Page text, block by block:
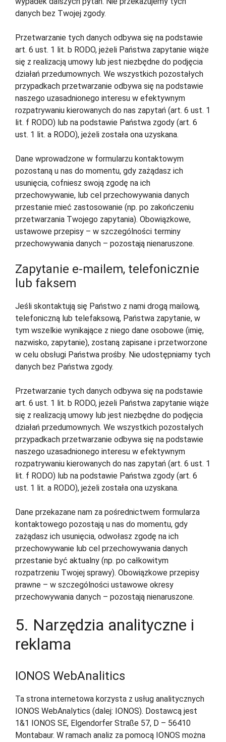
danych bez Twojej zgody.
Przetwarzanie tych danych odbywa się na podstawie
art. 6 ust. 1 lit. b RODO, jeżeli Państwa zapytanie wiąże
się z realizacją umowy lub jest niezbędne do podjęcia
działań przedumownych. We wszystkich pozostałych
przypadkach przetwarzanie odbywa się na podstawie
naszego uzasadnionego interesu w efektywnym
rozpatrywaniu kierowanych do nas zapytań (art. 6 ust. 1
lit. f RODO) lub na podstawie Państwa zgody (art. 6
ust. 1 lit. a RODO), jeżeli została ona uzyskana.
Dane wprowadzone w formularzu kontaktowym
pozostaną u nas do momentu, gdy zażądasz ich
usunięcia, cofniesz swoją zgodę na ich
przechowywanie, lub cel przechowywania danych
przestanie mieć zastosowanie (np. po zakończeniu
przetwarzania Twojego zapytania). Obowiązkowe,
ustawowe przepisy – w szczególności terminy
przechowywania danych – pozostają nienaruszone.
Zapytanie e-mailem, telefonicznie
lub faksem
Jeśli skontaktują się Państwo z nami drogą mailową,
telefoniczną lub telefaksową, Państwa zapytanie, w
tym wszelkie wynikające z niego dane osobowe (imię,
nazwisko, zapytanie), zostaną zapisane i przetworzone
w celu obsługi Państwa prośby. Nie udostępniamy tych
danych bez Państwa zgody.
Przetwarzanie tych danych odbywa się na podstawie
art. 6 ust. 1 lit. b RODO, jeżeli Państwa zapytanie wiąże
się z realizacją umowy lub jest niezbędne do podjęcia
działań przedumownych. We wszystkich pozostałych
przypadkach przetwarzanie odbywa się na podstawie
naszego uzasadnionego interesu w efektywnym
rozpatrywaniu kierowanych do nas zapytań (art. 6 ust. 1
lit. f RODO) lub na podstawie Państwa zgody (art. 6
ust. 1 lit. a RODO), jeżeli została ona uzyskana.
Dane przekazane nam za pośrednictwem formularza
kontaktowego pozostają u nas do momentu, gdy
zażądasz ich usunięcia, odwołasz zgodę na ich
przechowywanie lub cel przechowywania danych
przestanie być aktualny (np. po całkowitym
rozpatrzeniu Twojej sprawy). Obowiązkowe przepisy
prawne – w szczególności ustawowe okresy
przechowywania danych – pozostają nienaruszone.
5. Narzędzia analityczne i
reklama
IONOS WebAnalitics
Ta strona internetowa korzysta z usług analitycznych
IONOS WebAnalytics (dalej: IONOS). Dostawcą jest
1&1 IONOS SE, Elgendorfer Straße 57, D – 56410
Montabaur. W ramach analiz za pomocą IONOS można